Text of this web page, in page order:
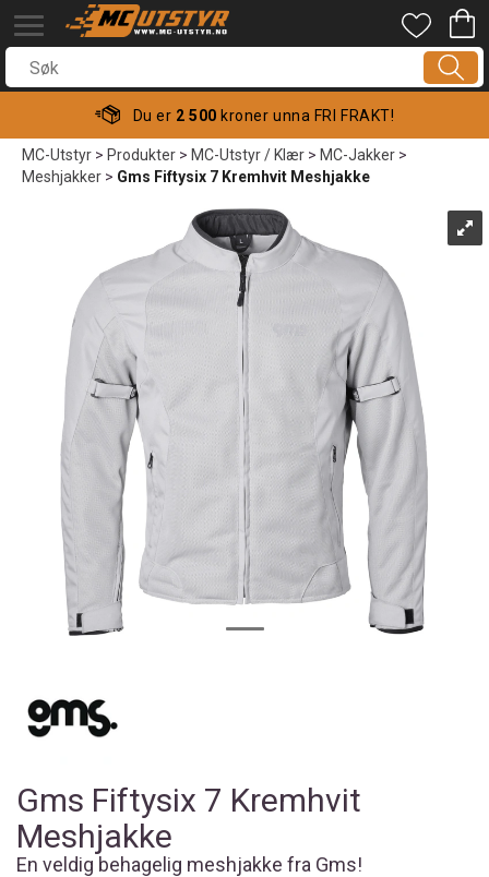
Du er 2 500 kroner unna FRI FRAKT!
MC-Utstyr>Produkter>MC-Utstyr / Klær>MC-Jakker>
Meshjakker>Gms Fiftysix 7 Kremhvit Meshjakke
Gms Fiftysix 7 Kremhvit
Meshjakke
En veldig behagelig meshjakke fra Gms!